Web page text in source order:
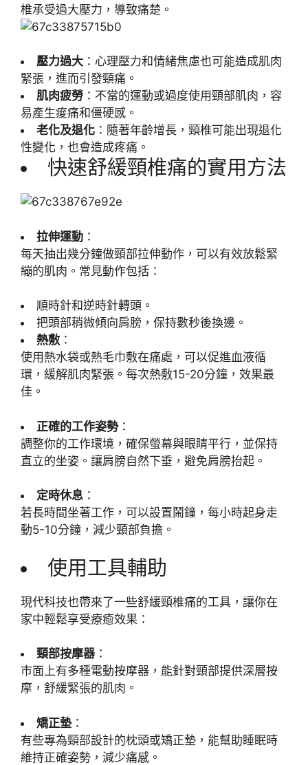
椎承受過大壓力，導致痛楚。
壓力過大 ：心理壓力和情緒焦慮也可能造成肌肉
緊張，進而引發頸痛。
肌肉疲勞 ：不當的運動或過度使用頸部肌肉，容
易產生痠痛和僵硬感。
老化及退化 ：隨著年齡增長，頸椎可能出現退化
性變化，也會造成疼痛。
快速舒緩頸椎痛的實用方法
拉伸運動 ：
每天抽出幾分鐘做頸部拉伸動作，可以有效放鬆緊
繃的肌肉。常見動作包括：
順時針和逆時針轉頭。
把頭部稍微傾向肩膀，保持數秒後換邊。
熱敷 ：
使用熱水袋或熱毛巾敷在痛處，可以促進血液循
環，緩解肌肉緊張。每次熱敷15-20分鐘，效果最
佳。
正確的工作姿勢：
調整你的工作環境，確保螢幕與眼睛平行，並保持
直立的坐姿。讓肩膀自然下垂，避免肩膀抬起。
定時休息 ：
若長時間坐著工作，可以設置鬧鐘，每小時起身走
動5-10分鐘，減少頸部負擔。
使用工具輔助
現代科技也帶來了一些舒緩頸椎痛的工具，讓你在
家中輕鬆享受療癒效果：
頸部按摩器 ：
市面上有多種電動按摩器，能針對頸部提供深層按
摩，舒緩緊張的肌肉。
矯正墊 ：
有些專為頸部設計的枕頭或矯正墊，能幫助睡眠時
維持正確姿勢，減少痛感。